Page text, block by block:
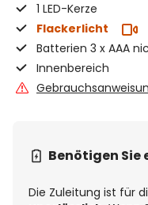
1 LED-Kerze
Flackerlicht
Batterien 3 x AAA
Innenbereich
Benötigen Sie
Die Zuleitung ist für